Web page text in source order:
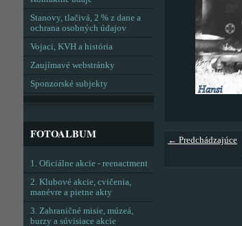
← Predchádzajúce
Stanovy, tlačivá, 2 % z dane a
ochrana osobných údajov
Vojaci, KVH a história
Zaujímavé webstránky
Sponzorské subjekty
FOTOALBUM
1. Oficiálne akcie - reenactment
2. Klubové akcie, cvičenia,
manévre a pietne akty
3. Zahraničné misie, múzeá,
burzy a súvisiace akcie